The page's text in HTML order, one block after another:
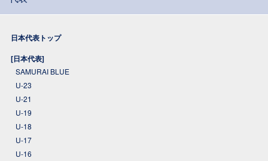
日本代表トップ
[日本代表]
SAMURAI BLUE
U-23
U-21
U-19
U-18
U-17
U-16